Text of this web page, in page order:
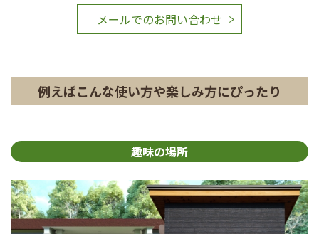
メールでのお問い合わせ
例えばこんな使い方や楽しみ方にぴったり
趣味の場所